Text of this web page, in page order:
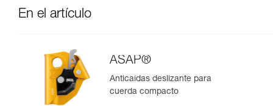
En el artículo
ASAP®
Anticaídas deslizante para
cuerda compacto